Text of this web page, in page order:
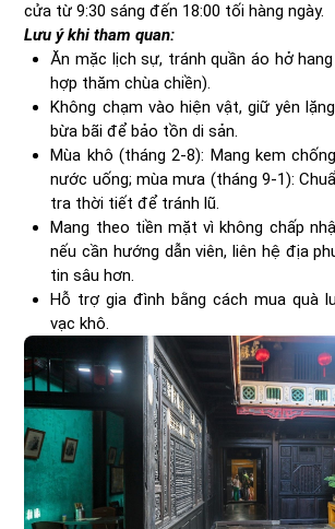
cửa từ 9:30 sáng đến 18:00 tối hàng ngày.
Lưu ý khi tham quan:
Ăn mặc lịch sự, tránh quần áo hở
hợp thăm chùa chiền).
Không chạm vào hiện vật, giữ yên
bừa bãi để bảo tồn di sản.
Mùa khô (tháng 2-8): Mang kem
nước uống; mùa mưa (tháng 9-1):
tra thời tiết để tránh lũ.
Mang theo tiền mặt vì không chấp
nếu cần hướng dẫn viên, liên hệ địa
tin sâu hơn.
Hỗ trợ gia đình bằng cách mua quà
vạc khô.